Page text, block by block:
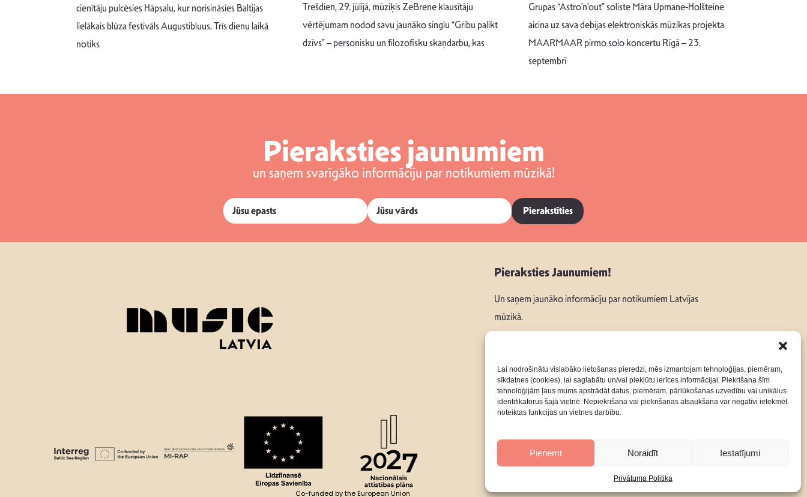
Lai nodrošinātu vislabāko lietošanas pieredzi, mēs izmantojam tehnoloģijas, piemēram,
sīkdatnes (cookies), lai saglabātu un/vai piekļūtu ierīces informācijai. Piekrišana šīm
tehnoloģijām ļaus mums apstrādāt datus, piemēram, pārlūkošanas uzvedību vai unikālus
identifikatorus šajā vietnē. Nepiekrišana vai piekrišanas atsaukšana var negatīvi ietekmēt
noteiktas funkcijas un vietnes darbību.
Pieņemt Noraidīt Iestatījumi
Privātuma Politika
cienītāju pulcēsies Hāpsalu, kur norisināsies Baltijas
lielākais blūza festivāls Augustibluus. Trīs dienu laikā
notiks
Trešdien, 29. jūlijā, mūziķis ZeBrene klausītāju
vērtējumam nodod savu jaunāko singlu “Gribu palikt
dzīvs” – personisku un filozofisku skaņdarbu, kas
Grupas “Astro’n’out” soliste Māra Upmane-Holšteine
aicina uz sava debijas elektroniskās mūzikas projekta
MAARMAAR pirmo solo koncertu Rīgā – 23.
septembrī
Pieraksties jaunumiem
un saņem svarīgāko informāciju par notikumiem mūzikā!
Pierakstīties
Pieraksties Jaunumiem!
Un saņem jaunāko informāciju par notikumiem Latvijas
mūzikā.
Seko mums:
Co-funded by the European Union